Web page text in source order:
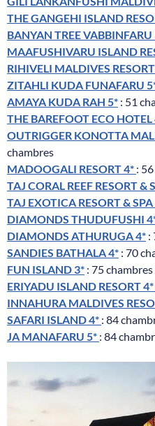
THE GANGEHI ISLAND
BANYAN TREE VABBINFARU
MAAFUSHIVARU ISLAND
RIHIVELI MALDIVES
ZITAHLI KUDA FUNAFARU
AMAYA KUDA RAH 5* : 51
THE BAREFOOT ECO HOTEL
OUTRIGGER KONOTTA
chambres
MADOOGALI RESORT 4* :
TAJ CORAL REEF RESORT &
TAJ EXOTICA RESORT &
DIAMONDS THUDUFUSHI
DIAMONDS ATHURUGA 4* :
SANDIES BATHALA 4* : 70
FUN ISLAND 3* : 75 chambres
ERIYADU ISLAND RESORT 4*
INNAHURA MALDIVES
SAFARI ISLAND 4* : 84
JA MANAFARU 5* : 84